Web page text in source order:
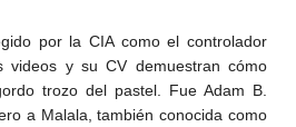
por la CIA como el controlador
videos y su CV demuestran cómo
trozo del pastel. Fue Adam B.
a Malala, también conocida como